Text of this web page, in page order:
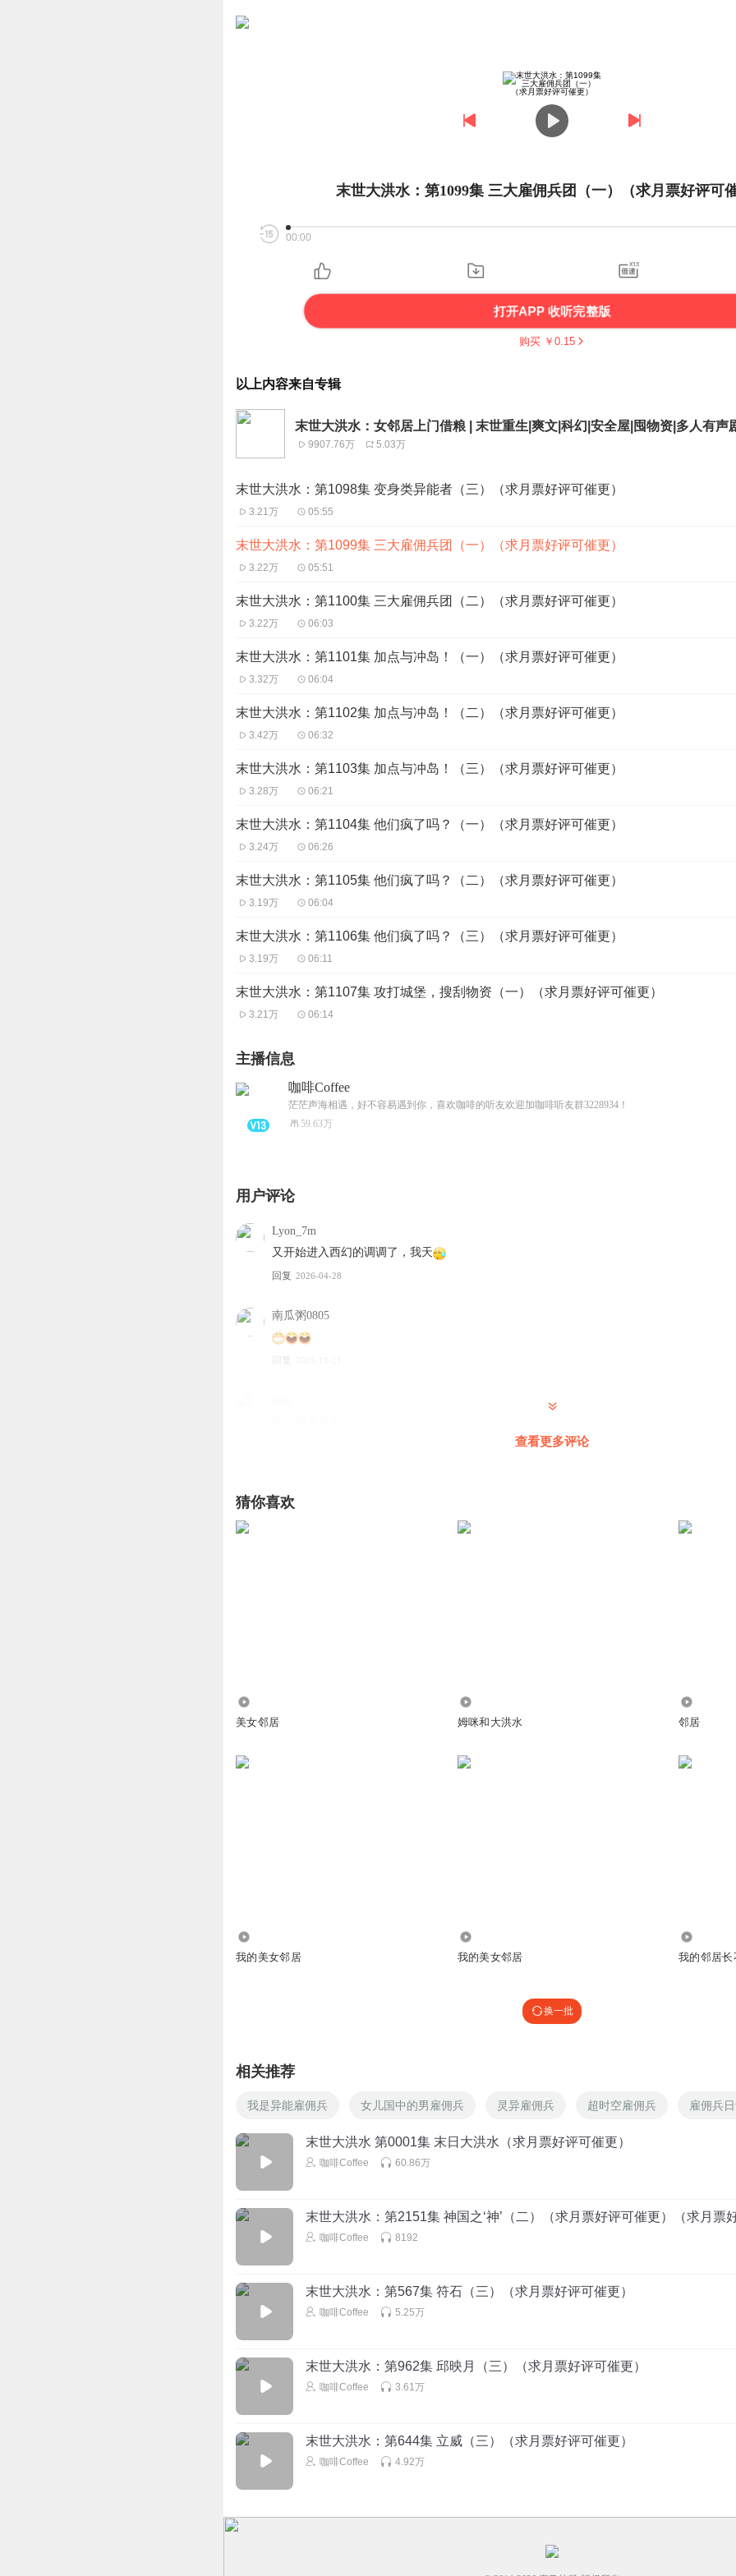
末世大洪水：第1099集 三大雇佣兵团（一）（求月票好评可
00:00
打开APP 收听完整版
购买 ￥ 0.15
以上内容来自专辑
末世大洪水：女邻居上门借粮 | 末世重生|爽文|科幻|安全屋|囤物资|多人有声
9907.76万 5.03万
末世大洪水：第1098集 变身类异能者（三）（求月票好评可催更）
3.21万 05:55
末世大洪水：第1099集 三大雇佣兵团（一）（求月票好评可催更）
3.22万 05:51
末世大洪水：第1100集 三大雇佣兵团（二）（求月票好评可催更）
3.22万 06:03
末世大洪水：第1101集 加点与冲岛！（一）（求月票好评可催更）
3.32万 06:04
末世大洪水：第1102集 加点与冲岛！（二）（求月票好评可催更）
3.42万 06:32
末世大洪水：第1103集 加点与冲岛！（三）（求月票好评可催更）
3.28万 06:21
末世大洪水：第1104集 他们疯了吗？（一）（求月票好评可催更）
3.24万 06:26
末世大洪水：第1105集 他们疯了吗？（二）（求月票好评可催更）
3.19万 06:04
末世大洪水：第1106集 他们疯了吗？（三）（求月票好评可催更）
3.19万 06:11
末世大洪水：第1107集 攻打城堡，搜刮物资（一）（求月票好评可催更）
3.21万 06:14
主播信息
咖啡Coffee
茫茫声海相遇，好不容易遇到你，喜欢咖啡的听友欢迎加咖啡听友群3228934！
59.63万
用户评论
Lyon_7m
又开始进入西幻的调调了，我天
回复 2026-04-28
南瓜粥0805
回复
你狼孩子给忘了
查看更多评论
猜你喜欢
美女邻居 姆咪和大洪水 邻居
我的美女邻居 我的美女邻居 我的邻居长
换一批
相关推荐
我是异能雇佣兵 女儿国中的男雇佣兵 灵异雇佣兵 超时空雇佣兵 雇佣兵
末世大洪水 第0001集 末日大洪水（求月票好评可催更）
咖啡Coffee 60.86万
末世大洪水：第2151集 神国之‘神’（二）（求月票好评可催更）（求月票
咖啡Coffee 8192
末世大洪水：第567集 符石（三）（求月票好评可催更）
咖啡Coffee 5.25万
末世大洪水：第962集 邱映月（三）（求月票好评可催更）
咖啡Coffee 3.61万
末世大洪水：第644集 立威（三）（求月票好评可催更）
咖啡Coffee 4.92万